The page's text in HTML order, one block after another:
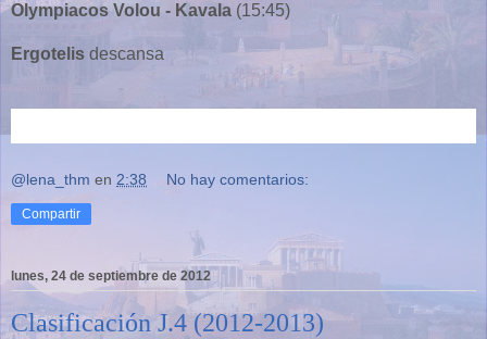
Olympiacos Volou - Kavala (15:45)
Ergotelis descansa
@lena_thm en 2:38 No hay comentarios:
Compartir
lunes, 24 de septiembre de 2012
Clasificación J.4 (2012-2013)